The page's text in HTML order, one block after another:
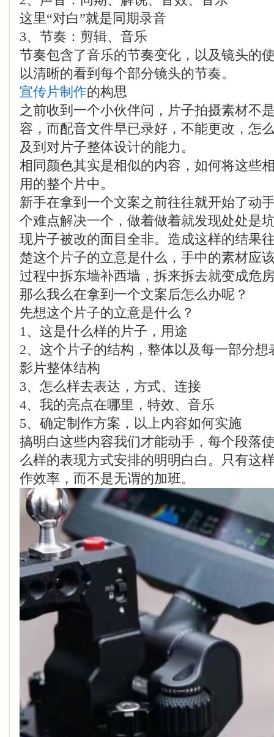
这里“对白”就是同期录音
3、节奏：剪辑、音乐
节奏包含了音乐的节奏变化，以及镜头的
以清晰的看到每个部分镜头的节奏。
宣传片制作的构思
之前收到一个小伙伴问，片子拍摄素材不
容，而配音文件早已录好，不能更改，怎
及到对片子整体设计的能力。
相同颜色其实是相似的内容，如何将这些
用的整个片中。
新手在拿到一个文案之前往往就开始了动
个难点解决一个，做着做着就发现处处是
现片子被改的面目全非。造成这样的结果
楚这个片子的立意是什么，手中的素材应
过程中拆东墙补西墙，拆来拆去就变成危
那么我么在拿到一个文案后怎么办呢？
先想这个片子的立意是什么？
1、这是什么样的片子，用途
2、这个片子的结构，整体以及每一部分
影片整体结构
3、怎么样去表达，方式、连接
4、我的亮点在哪里，特效、音乐
5、确定制作方案，以上内容如何实施
搞明白这些内容我们才能动手，每个段落
么样的表现方式安排的明明白白。只有这
作效率，而不是无谓的加班。